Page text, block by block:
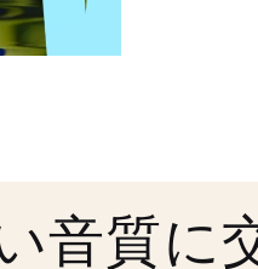
音質に